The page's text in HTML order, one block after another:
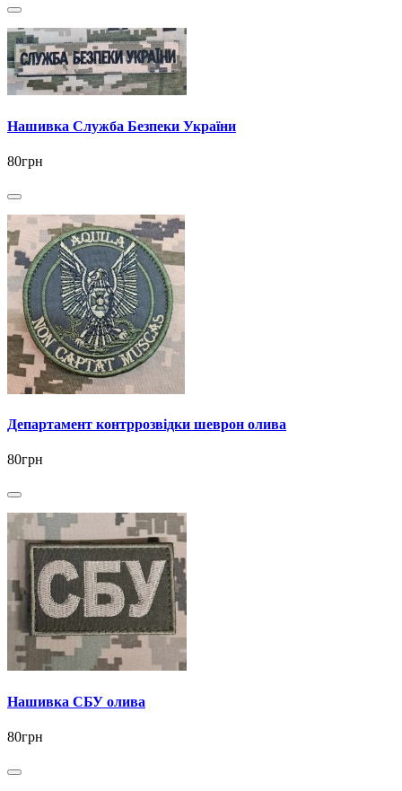
Нашивка Служба Безпеки України
80грн
Департамент контррозвідки шеврон олива
80грн
Нашивка СБУ олива
80грн